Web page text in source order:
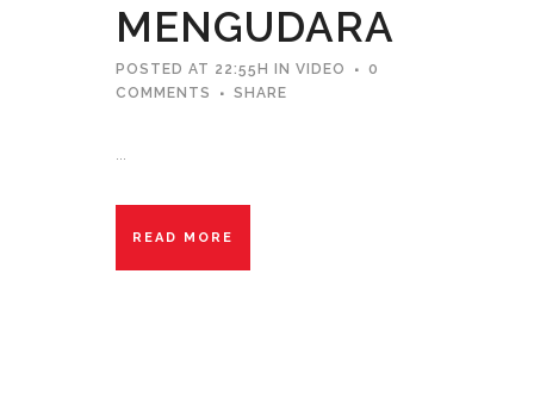
MENGUDARA
POSTED AT 22:55H IN VIDEO
0
COMMENTS
SHARE
READ MORE